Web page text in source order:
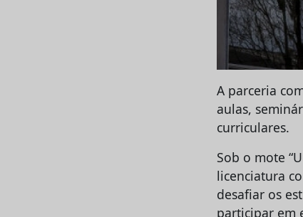
A parceria
aulas,
curriculares.
Sob o mote
licenciatura
desafiar os
participar em